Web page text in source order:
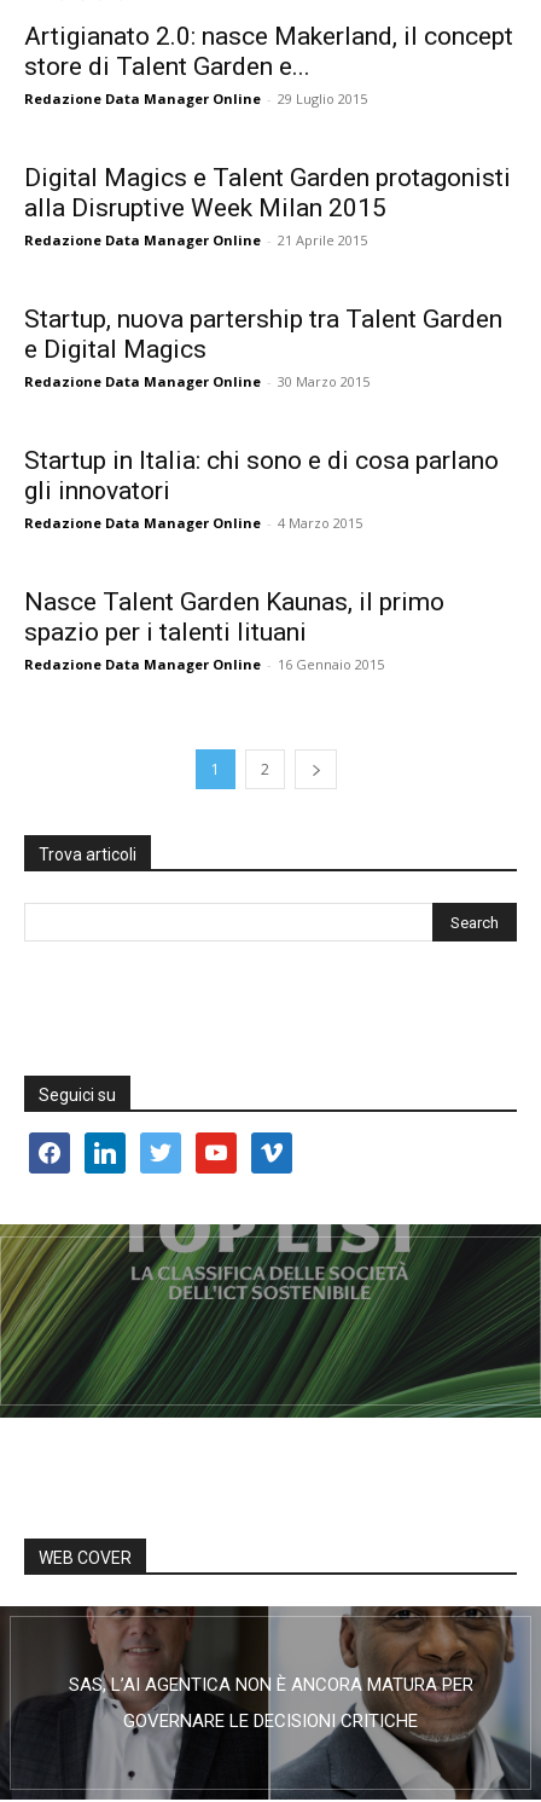
Artigianato 2.0: nasce Makerland, il concept
store di Talent Garden e...
Redazione Data Manager Online - 29 Luglio 2015
Digital Magics e Talent Garden protagonisti
alla Disruptive Week Milan 2015
Redazione Data Manager Online - 21 Aprile 2015
Startup, nuova partership tra Talent Garden
e Digital Magics
Redazione Data Manager Online - 30 Marzo 2015
Startup in Italia: chi sono e di cosa parlano
gli innovatori
Redazione Data Manager Online - 4 Marzo 2015
Nasce Talent Garden Kaunas, il primo
spazio per i talenti lituani
Redazione Data Manager Online - 16 Gennaio 2015
1 2
Trova articoli
Seguici su
facebooklinkedin twitter youtube vimeo
WEB COVER
SAS, L’AI AGENTICA NON È ANCORA MATURA PER
GOVERNARE LE DECISIONI CRITICHE